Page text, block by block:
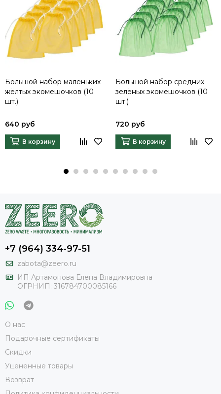
Большой набор маленьких
жёлтых экомешочков (10
шт.)
640 руб
В корзину
Большой набор средних
зелёных экомешочков (10
шт.)
720 руб
В корзину
+7 (964) 334-97-51
zabota@zeero.ru
И П Артамонова Елена Владимировна
ОГРНИП: 316784700085166
О нас
Подарочные сертификаты
Скидки
Уцененные товары
Возврат